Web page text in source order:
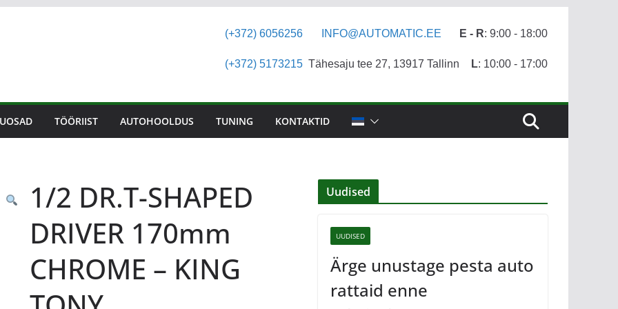
(+372) 6056256
(+372) 5173215
INFO@AUTOMATIC.EE
Tähesaju tee 27, 13917 Tallinn
E - R: 9:00 - 18:00
L: 10:00 - 17:00
TÖÖRIIST AUTOHOOLDUS TUNING KONTAKTID
1/2 DR.T-SHAPED
DRIVER 170mm
CHROME – KING
Uudised
UUDISED
Ärge unustage pesta auto
rattaid enne